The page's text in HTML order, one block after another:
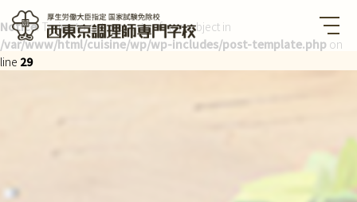
Notice: Trying to get property of non-object in
/var/www/html/cuisine/wp/wp-includes/post-template.php on
line 29
西東京調理師専門学校 厚生労